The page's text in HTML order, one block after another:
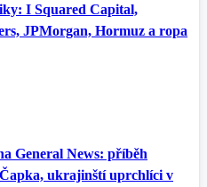
I Squared Capital,
JPMorgan, Hormuz a ropa
General News: příběh
ukrajinští uprchlíci v